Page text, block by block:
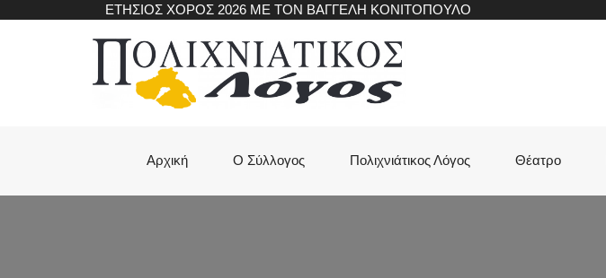
ΕΤΗΣΙΟΣ ΧΟΡΟΣ 2026 ΜΕ ΤΟΝ ΒΑΓΓΕΛΗ ΚΟΝΙΤΟΠΟΥΛΟ
navigation
Αρχική Ο Σύλλογος Πολιχνιάτικος Λόγος Θέατρο